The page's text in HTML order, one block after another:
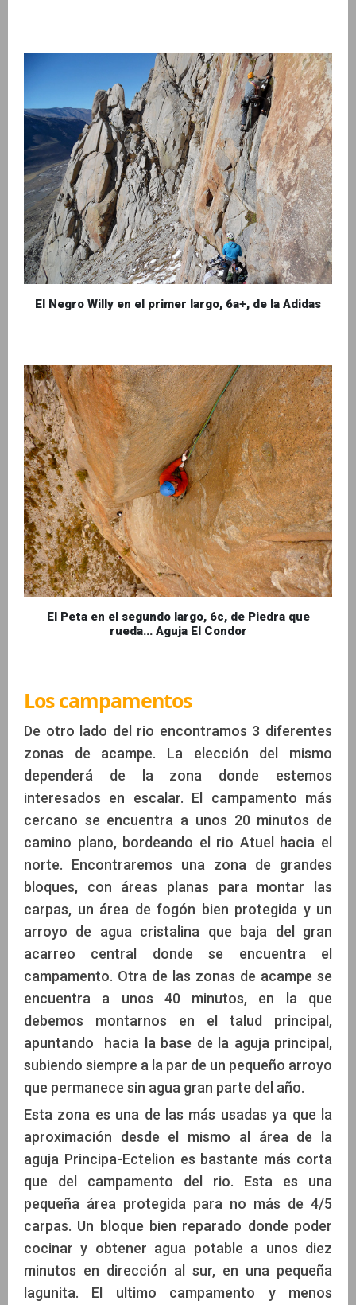
El Negro Willy en el primer largo, 6a+, de la Adidas
El Peta en el segundo largo, 6c, de Piedra que
rueda... Aguja El Condor
Los campamentos
De otro lado del rio encontramos 3 diferentes
zonas de acampe. La elección del mismo
dependerá de la zona donde estemos
interesados en escalar. El campamento más
cercano se encuentra a unos 20 minutos de
camino plano, bordeando el rio Atuel hacia el
norte. Encontraremos una zona de grandes
bloques, con áreas planas para montar las
carpas, un área de fogón bien protegida y un
arroyo de agua cristalina que baja del gran
acarreo central donde se encuentra el
campamento. Otra de las zonas de acampe se
encuentra a unos 40 minutos, en la que
debemos montarnos en el talud principal,
apuntando hacia la base de la aguja principal,
subiendo siempre a la par de un pequeño arroyo
que permanece sin agua gran parte del año.
Esta zona es una de las más usadas ya que la
aproximación desde el mismo al área de la
aguja Principa-Ectelion es bastante más corta
que del campamento del rio. Esta es una
pequeña área protegida para no más de 4/5
carpas. Un bloque bien reparado donde poder
cocinar y obtener agua potable a unos diez
minutos en dirección al sur, en una pequeña
lagunita. El ultimo campamento y menos